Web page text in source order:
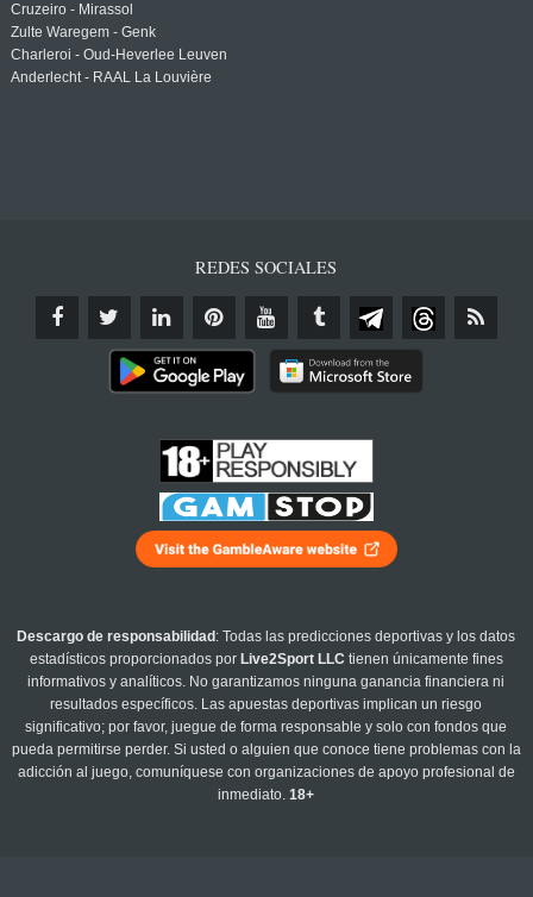
Cruzeiro - Mirassol
Zulte Waregem - Genk
Charleroi - Oud-Heverlee Leuven
Anderlecht - RAAL La Louvière
REDES SOCIALES
Descargo de responsabilidad : Todas las predicciones deportivas y los datos
estadísticos proporcionados por Live2Sport LLC tienen únicamente fines
informativos y analíticos. No garantizamos ninguna ganancia financiera ni
resultados específicos. Las apuestas deportivas implican un riesgo
significativo; por favor, juegue de forma responsable y solo con fondos que
pueda permitirse perder. Si usted o alguien que conoce tiene problemas con la
adicción al juego, comuníquese con organizaciones de apoyo profesional de
inmediato.18+